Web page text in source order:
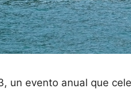
un evento anual que